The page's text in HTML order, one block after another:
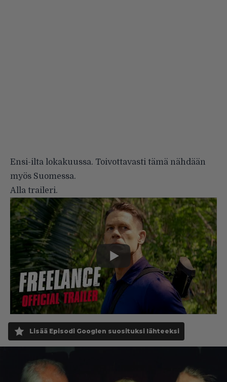
Ensi-ilta lokakuussa. Toivottavasti tämä nähdään
myös Suomessa.
Alla traileri.
Lisää Episodi Googlen suosituksi lähteeksi